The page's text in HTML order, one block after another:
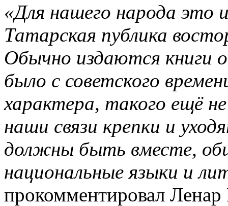
«Для нашего народа это
Татарская публика
Обычно издаются книги
было с советского
характера, такого ещё
наши связи крепки и
должны быть вместе,
национальные языки и
прокомментировал